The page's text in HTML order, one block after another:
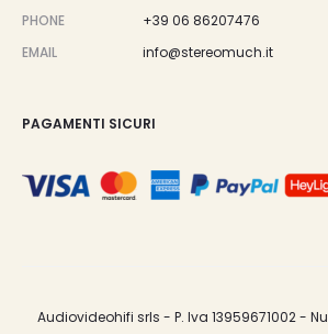
PHONE
+39 06 86207476
EMAIL
info@stereomuch.it
PAGAMENTI SICURI
Audiovideohifi srls - P. Iva 13959671002 -